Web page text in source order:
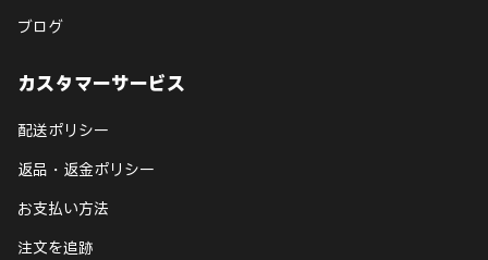
ブログ
カスタマーサービス
配送ポリシー
返品・返金ポリシー
お支払い方法
注文を追跡